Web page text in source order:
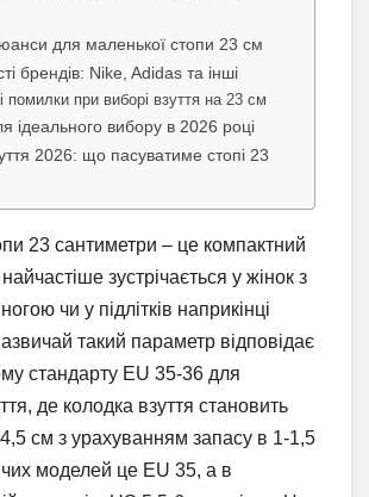
для маленької стопи 23 см
брендів: Nike, Adidas та інші
помилки при виборі взуття на 23 см
ідеального вибору в 2026 році
2026: що пасуватиме стопі 23
23 сантиметри – це компактний
зустрічається у жінок з
чи у підлітків наприкінці
такий параметр відповідає
стандарту EU 35-36 для
де колодка взуття становить
см з урахуванням запасу в 1-1,5
моделей це EU 35, а в